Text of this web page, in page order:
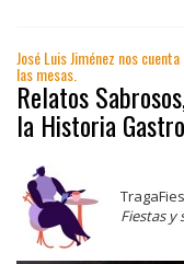
José Luis Jiménez nos
las mesas.
Relatos
la Historia
Fiestas